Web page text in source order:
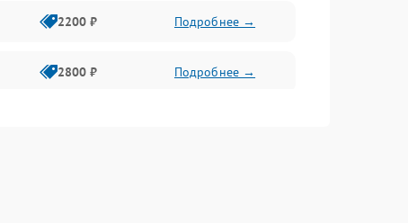
2200 ₽ Подробнее →
2800 ₽ Подробнее →